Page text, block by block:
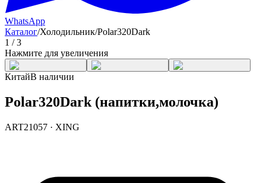
WhatsApp
Каталог/Холодильник/Polar320Dark
1 /3
Нажмите для увеличения
КитайВ наличии
Polar320Dark (напитки,молочка)
ART21057 · XING